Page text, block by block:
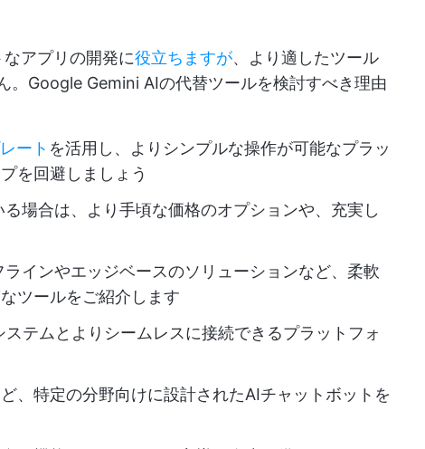
アプリの開発に役立ちますが、より適したツール
。Google Gemini AIの代替ツールを検討すべき理由
ート を活用し、よりシンプルな操作が可能なプラッ
を回避しましょう
場合は、より手頃な価格のオプションや、充実し
ラインやエッジベースのソリューションなど、柔軟
ツールをご紹介します
テムとよりシームレスに接続できるプラットフォ
、特定の分野向けに設計されたAIチャットボットを